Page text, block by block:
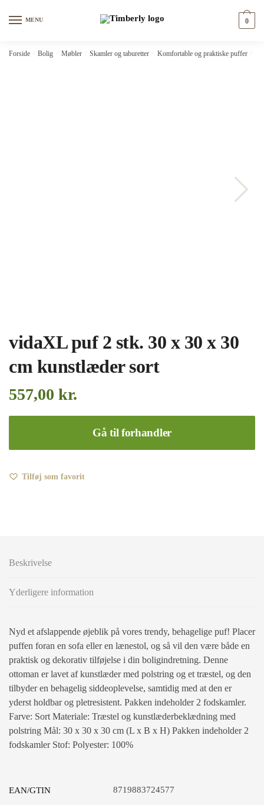
MENU 0
Forside Bolig Møbler Skamler og taburetter Komfortable og praktiske puffer
vidaXL puf 2 stk. 30 x 30 x 30
cm kunstlæder sort
557,00 kr.
Gå til forhandler
Tilføj som favorit
Beskrivelse
Yderligere information
Nyd et afslappende øjeblik på vores trendy, behagelige puf! Placer
puffen foran en sofa eller en lænestol, og så vil den være både en
praktisk og dekorativ tilføjelse i din boligindretning. Denne
ottoman er lavet af kunstlæder med polstring og et træstel, og den
tilbyder en behagelig siddeoplevelse, samtidig med at den er
yderst holdbar og pletresistent. Pakken indeholder 2 fodskamler.
Farve: Sort Materiale: Træstel og kunstlæderbeklædning med
polstring Mål: 30 x 30 x 30 cm (L x B x H) Pakken indeholder 2
fodskamler Stof: Polyester: 100%
EAN/GTIN 8719883724577